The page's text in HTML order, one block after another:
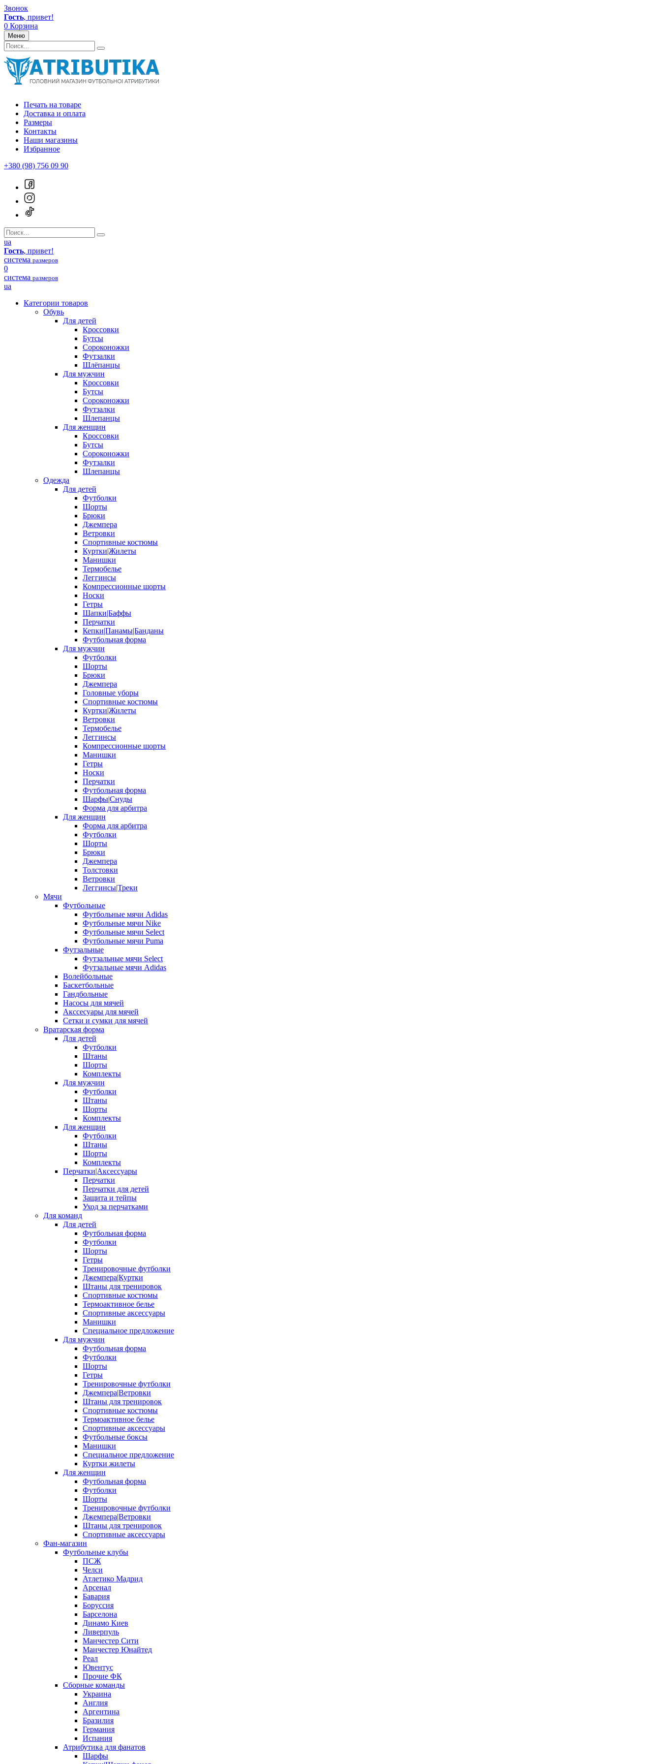
Звонок
Гость, привет!
0 Корзина
Меню
Печать на товаре
Доставка и оплата
Размеры
Контакты
Наши магазины
Избранное
+380 (98) 756 09 90
ua
Гость, привет!
система размеров
0
система размеров
ua
Категории товаров
Обувь
Для детей
Кроссовки
Бутсы
Сороконожки
Футзалки
Шлёпанцы
Для мужчин
Кроссовки
Бутсы
Сороконожки
Футзалки
Шлепанцы
Для женщин
Кроссовки
Бутсы
Сороконожки
Футзалки
Шлепанцы
Одежда
Для детей
Футболки
Шорты
Брюки
Джемпера
Ветровки
Спортивные костюмы
Куртки|Жилеты
Манишки
Термобелье
Леггинсы
Компрессионные шорты
Носки
Гетры
Шапки|Баффы
Перчатки
Кепки|Панамы|Банданы
Футбольная форма
Для мужчин
Футболки
Шорты
Брюки
Джемпера
Головные уборы
Спортивные костюмы
Куртки|Жилеты
Ветровки
Термобелье
Леггинсы
Компрессионные шорты
Манишки
Гетры
Носки
Перчатки
Футбольная форма
Шарфы|Снуды
Форма для арбитра
Для женщин
Форма для арбитра
Футболки
Шорты
Брюки
Джемпера
Толстовки
Ветровки
Леггинсы|Треки
Мячи
Футбольные
Футбольные мячи Adidas
Футбольные мячи Nike
Футбольные мячи Select
Футбольные мячи Puma
Футзальные
Футзальные мячи Select
Футзальные мячи Adidas
Волейбольные
Баскетбольные
Гандбольные
Насосы для мячей
Акссесуары для мячей
Сетки и сумки для мячей
Вратарская форма
Для детей
Футболки
Штаны
Шорты
Комплекты
Для мужчин
Футболки
Штаны
Шорты
Комплекты
Для женщин
Футболки
Штаны
Шорты
Комплекты
Перчатки|Аксессуары
Перчатки
Перчатки для детей
Защита и тейпы
Уход за перчатками
Для команд
Для детей
Футбольная форма
Футболки
Шорты
Гетры
Тренировочные футболки
Джемпера|Куртки
Штаны для тренировок
Спортивные костюмы
Термоактивное белье
Спортивные аксессуары
Манишки
Специальное предложение
Для мужчин
Футбольная форма
Футболки
Шорты
Гетры
Тренировочные футболки
Джемпера|Ветровки
Штаны для тренировок
Спортивные костюмы
Термоактивное белье
Спортивные аксессуары
Футбольные боксы
Манишки
Специальное предложение
Куртки жилеты
Для женщин
Футбольная форма
Футболки
Шорты
Тренировочные футболки
Джемпера|Ветровки
Штаны для тренировок
Спортивные аксессуары
Фан-магазин
Футбольные клубы
ПСЖ
Челси
Атлетико Мадрид
Арсенал
Бавария
Боруссия
Барселона
Динамо Киев
Ливерпуль
Манчестер Сити
Манчестер Юнайтед
Реал
Ювентус
Прочие ФК
Сборные команды
Украина
Англия
Аргентина
Бразилия
Германия
Испания
Атрибутика для фанатов
Шарфы